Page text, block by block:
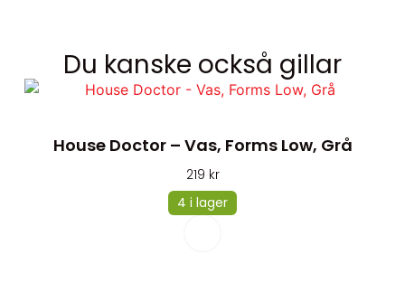
Du kanske också gillar
House Doctor – Vas, Forms Low, Grå
219 kr
4 i lager